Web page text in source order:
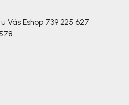
Vás Eshop 739 225 627